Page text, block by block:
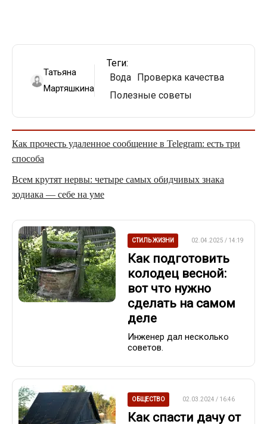
Татьяна
Мартяшкина
Теги:
Вода
Проверка качества
Полезные советы
Как прочесть удаленное сообщение в Telegram: есть три
способа
Всем крутят нервы: четыре самых обидчивых знака
зодиака — себе на уме
СТИЛЬ ЖИЗНИ 02.04.2025 / 14:19
Как подготовить
колодец весной:
вот что нужно
сделать на самом
деле
Инженер дал несколько
советов.
ОБЩЕСТВО 02.03.2024 / 16:46
Как спасти дачу от